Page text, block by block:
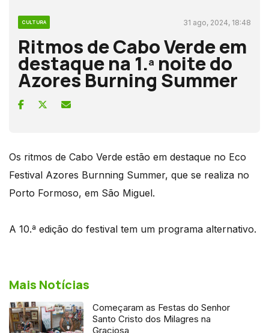
CULTURA 31 ago, 2024, 18:48
Ritmos de Cabo Verde em
destaque na 1.ª noite do
Azores Burning Summer
Os ritmos de Cabo Verde estão em destaque no Eco
Festival Azores Burnning Summer, que se realiza no
Porto Formoso, em São Miguel.
A 10.ª edição do festival tem um programa alternativo.
Mais Notícias
Começaram as Festas do Senhor
Santo Cristo dos Milagres na
Graciosa